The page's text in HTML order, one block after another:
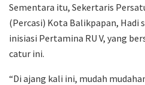
Sementara itu, Sekertaris
(Percasi) Kota Balikpapan, Hadi
inisiasi Pertamina RU V, yang
catur ini.
“Di ajang kali ini, mudah